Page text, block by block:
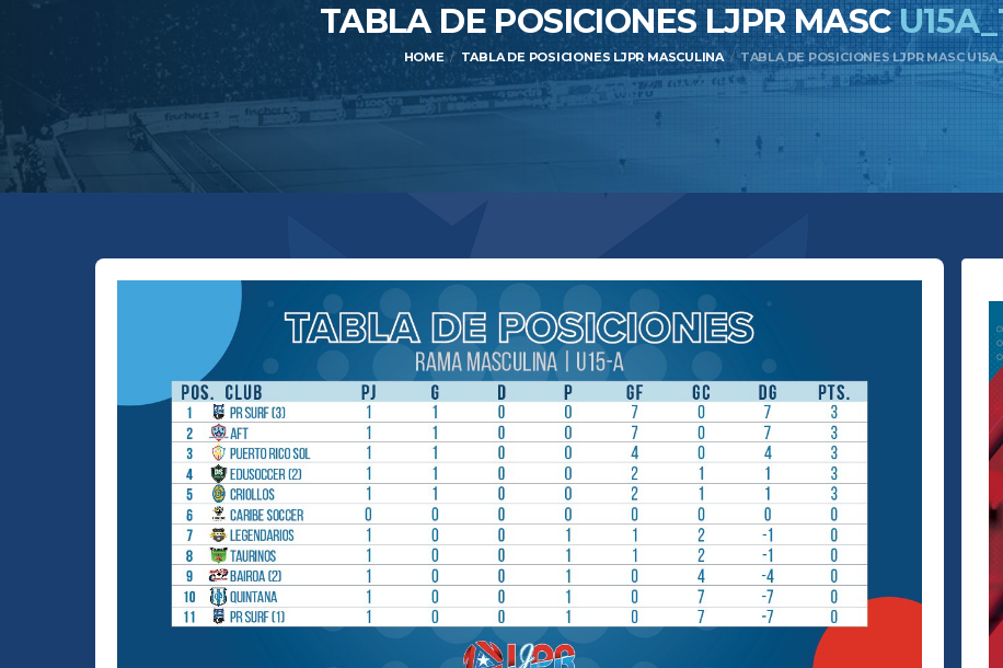
TABLA DE POSICIONES LJPR MASC
HOME TABLA DE POSICIONES LJPR MASCULINA TABLA DE POSICIONES LJPR MASC